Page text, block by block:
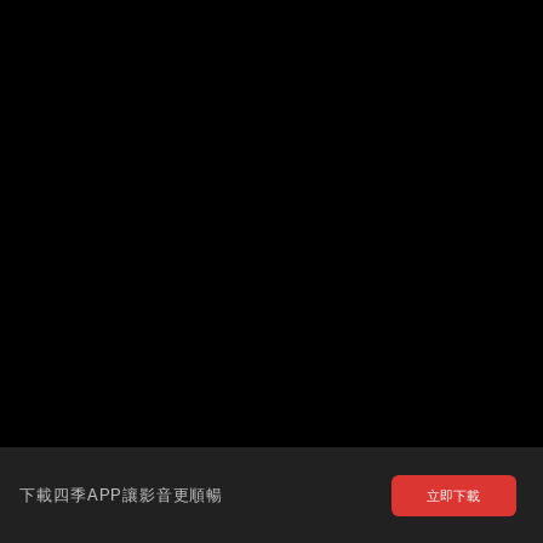
下載四季APP讓影音更順暢 立即下載